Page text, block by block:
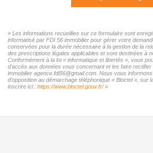
« Les informations recueillies sur ce formulaire sont
informatisé par FDI 56 immobilier pour gérer votre
conservées pour la durée nécessaire à la gestion de la
des prescriptions légales applicables et sont destinées à
Conformément à la loi « informatique et libertés », vous
d'accès aux données vous concernant et les faire
immobilier agence.fdi56@gmail.com. Nous vous
d'opposition au démarchage téléphonique « Bloctel », sur
inscrire ici : https://www.bloctel.gouv.fr/»